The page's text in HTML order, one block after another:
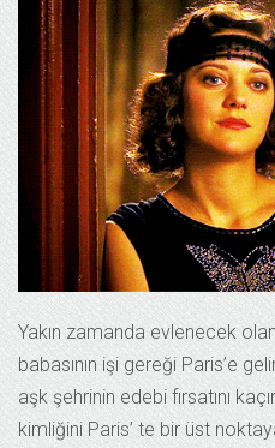
Yakın zamanda evlenecek
babasının işi gereği Paris’e
aşk şehrinin edebi fırsatını
kimliğini Paris’ te bir üst